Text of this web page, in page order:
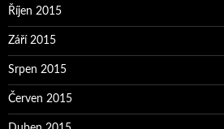
Říjen 2015
Září 2015
Srpen 2015
Červen 2015